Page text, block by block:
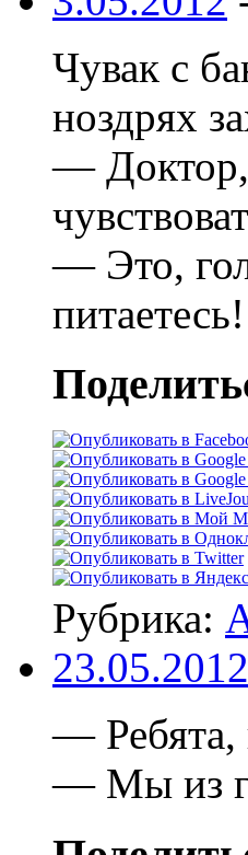
Чувак с
ноздрях
— Доктор,
— Это,
питаетесь!
Рубрика:
23.05.2012
— Ребята,
— Мы из